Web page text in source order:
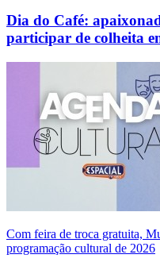
Dia do Café:
participar de colheita
Com feira de troca gratuita,
programação cultural de 2026